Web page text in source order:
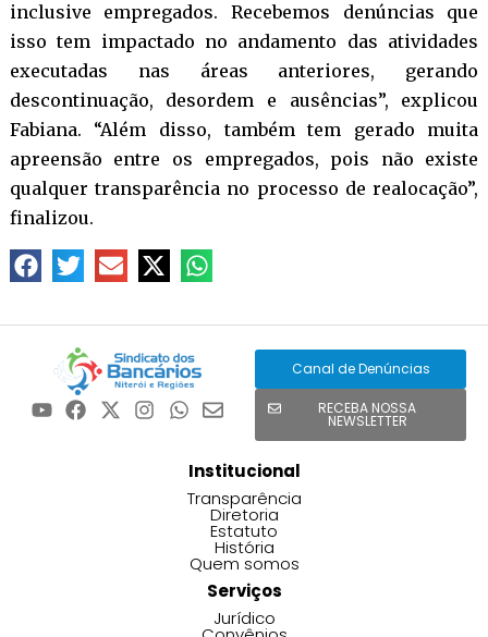
inclusive empregados. Recebemos denúncias que
isso tem impactado no andamento das atividades
executadas nas áreas anteriores, gerando
descontinuação, desordem e ausências”, explicou
Fabiana. “Além disso, também tem gerado muita
apreensão entre os empregados, pois não existe
qualquer transparência no processo de realocação”,
finalizou.
Canal de Denúncias
RECEBA NOSSA
NEWSLETTER
Institucional
Transparência
Diretoria
Estatuto
História
Quem somos
Serviços
Jurídico